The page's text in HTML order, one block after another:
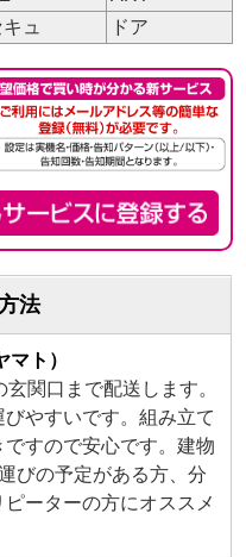
ュ ドア
法
ト）
関口まで配送します。
やすいです。組み立て
すので安心です。建物
びの予定がある方、分
ーターの方にオススメ